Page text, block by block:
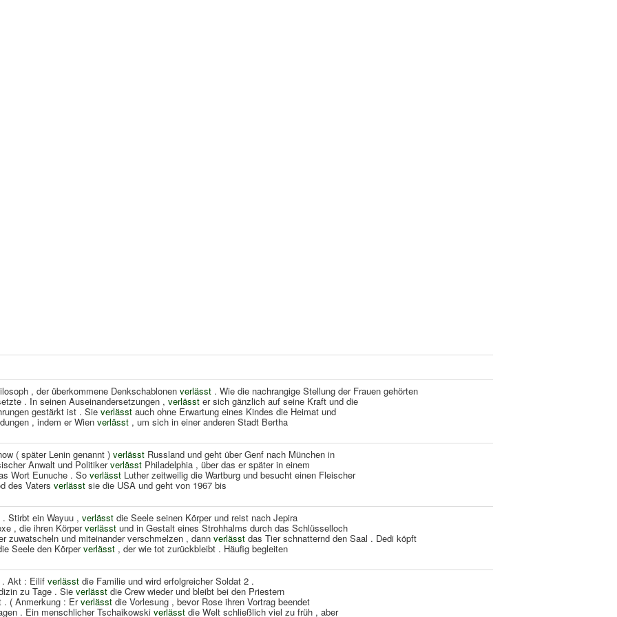
, der überkommene Denkschablonen verlässt . Wie die nachrangige Stellung der Frauen gehörten
. In seinen Auseinandersetzungen , verlässt er sich gänzlich auf seine Kraft und die
gestärkt ist . Sie verlässt auch ohne Erwartung eines Kindes die Heimat und
, indem er Wien verlässt , um sich in einer anderen Stadt Bertha
( später Lenin genannt ) verlässt Russland und geht über Genf nach München in
Anwalt und Politikerverlässt Philadelphia , über das er später in einem
Wort Eunuche . So verlässt Luther zeitweilig die Wartburg und besucht einen Fleischer
des Vaters verlässt sie die USA und geht von 1967 bis
Stirbt ein Wayuu , verlässt die Seele seinen Körper und reist nach Jepira
, die ihren Körperverlässt und in Gestalt eines Strohhalms durch das Schlüsselloch
zuwatscheln und miteinander verschmelzen , dann verlässt das Tier schnatternd den Saal . Dedi köpft
Seele den Körperverlässt , der wie tot zurückbleibt . Häufig begleiten
. Akt : Eilif verlässt die Familie und wird erfolgreicher Soldat 2 .
zu Tage . Sie verlässt die Crew wieder und bleibt bei den Priestern
. ( Anmerkung : Erverlässt die Vorlesung , bevor Rose ihren Vortrag beendet
. Ein menschlicher Tschaikowski verlässt die Welt schließlich viel zu früh , aber